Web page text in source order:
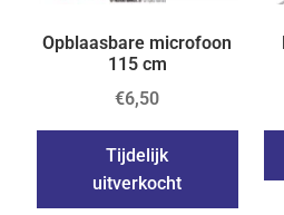
Opblaasbare microfoon
115 cm
€6,50
Tijdelijk
uitverkocht